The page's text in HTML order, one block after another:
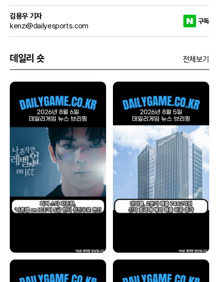
김용우 기자
kenzi@dailyesports.com
구독
데일리 숏 전체보기